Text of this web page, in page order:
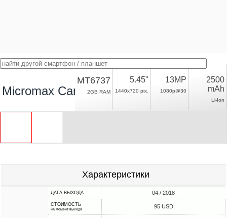
Micromax Canvas Infinity Life
MT6737
2GB RAM
5.45"
1440x720 pix.
13MP
1080p@30
2500
mAh
Li-Ion
Характеристики
ДАТА ВЫХОДА 04 / 2018
СТОИМОСТЬ
на момент выхода 95 USD